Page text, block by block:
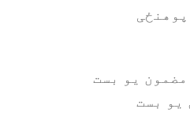
یو بست
یو بست